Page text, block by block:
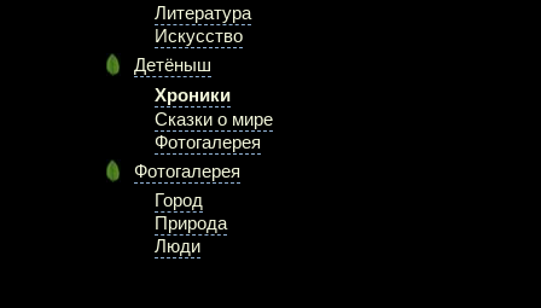
Литература
Искусство
Детёныш
Хроники
Сказки о мире
Фотогалерея
Фотогалерея
Город
Природа
Люди